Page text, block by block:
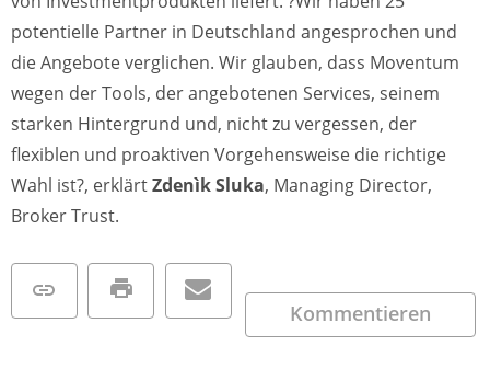
potentielle Partner in Deutschland angesprochen und
die Angebote verglichen. Wir glauben, dass Moventum
wegen der Tools, der angebotenen Services, seinem
starken Hintergrund und, nicht zu vergessen, der
flexiblen und proaktiven Vorgehensweise die richtige
Wahl ist?, erklärtZdenìk Sluka, Managing Director,
Broker Trust.
Kommentieren